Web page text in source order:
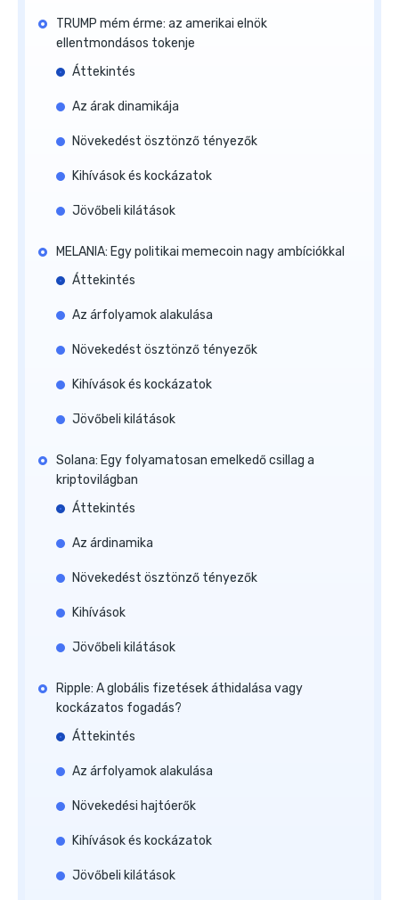
TRUMP mém érme: az amerikai elnök
ellentmondásos tokenje
Áttekintés
Az árak dinamikája
Növekedést ösztönző tényezők
Kihívások és kockázatok
Jövőbeli kilátások
MELANIA: Egy politikai memecoin nagy ambíciókkal
Áttekintés
Az árfolyamok alakulása
Növekedést ösztönző tényezők
Kihívások és kockázatok
Jövőbeli kilátások
Solana: Egy folyamatosan emelkedő csillag a
kriptovilágban
Áttekintés
Az árdinamika
Növekedést ösztönző tényezők
Kihívások
Jövőbeli kilátások
Ripple: A globális fizetések áthidalása vagy
kockázatos fogadás?
Áttekintés
Az árfolyamok alakulása
Növekedési hajtóerők
Kihívások és kockázatok
Jövőbeli kilátások